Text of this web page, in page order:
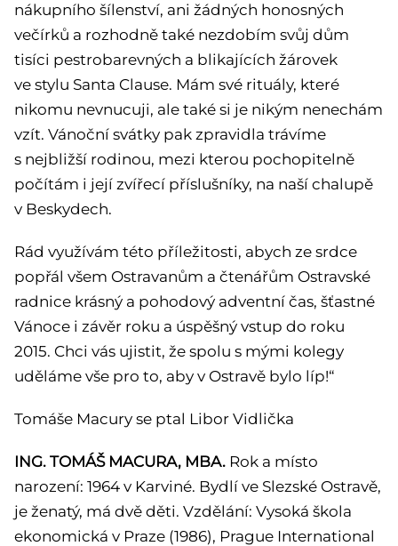
nákupního šílenství, ani žádných honosných
večírků a rozhodně také nezdobím svůj dům
tisíci pestrobarevných a blikajících žárovek
ve stylu Santa Clause. Mám své rituály, které
nikomu nevnucuji, ale také si je nikým nenechám
vzít. Vánoční svátky pak zpravidla trávíme
s nejbližší rodinou, mezi kterou pochopitelně
počítám i její zvířecí příslušníky, na naší chalupě
v Beskydech.
Rád využívám této příležitosti, abych ze srdce
popřál všem Ostravanům a čtenářům Ostravské
radnice krásný a pohodový adventní čas, šťastné
Vánoce i závěr roku a úspěšný vstup do roku
2015. Chci vás ujistit, že spolu s mými kolegy
uděláme vše pro to, aby v Ostravě bylo líp!“
Tomáše Macury se ptal Libor Vidlička
ING. TOMÁŠ MACURA, MBA. Rok a místo
narození: 1964 v Karviné. Bydlí ve Slezské Ostravě,
je ženatý, má dvě děti. Vzdělání: Vysoká škola
ekonomická v Praze (1986), Prague International